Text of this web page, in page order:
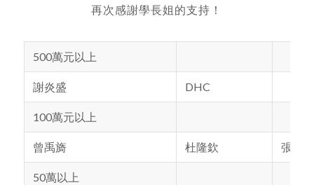
再次感謝學長姐的支持！
500萬元以上
謝炎盛 DHC
100萬元以上
曾禹旖 杜隆欽 張美瑗
50萬以上